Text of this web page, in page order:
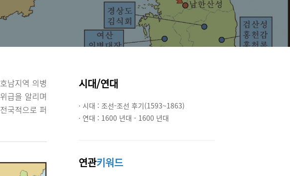
남지역 의병
급을 알리며
국적으로 퍼
시대/연대
· 시대 : 조선-조선 후기(1593~1863)
· 연대 : 1600 년대 - 1600 년대
연관키워드